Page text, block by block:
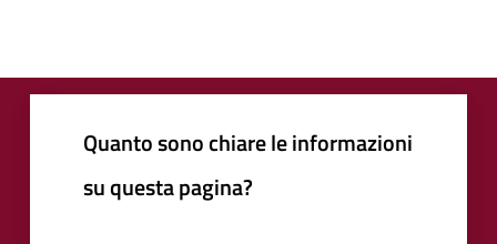
Quanto sono chiare le informazioni
su questa pagina?